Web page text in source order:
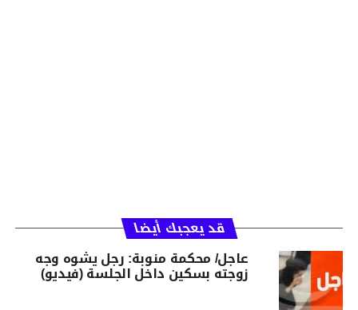
قد يعجبك أيضا
عاجل/ محكمة منوبة: رجل يشوه وجه
زوجته بسكين داخل الجلسة (فيديو)